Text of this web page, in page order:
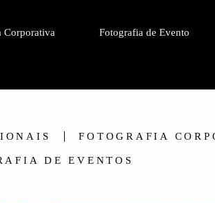
Corporativa Fotografia de Evento
FOTOGRAFIA
DE EVENTOS